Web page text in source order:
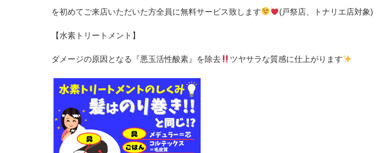
を初めてご来店いただいた方全員に無料サービス致します (戸祭店、トナリエ店対象)
【水素トリートメント】
ダメージの原因となる『悪玉活性酸素』を除去 ツヤサラな質感に仕上がります